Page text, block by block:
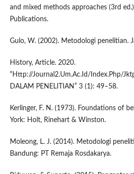
and mixed methods approaches (3rd
Publications.
Gulo, W. (2002). Metodologi penelitian.
History, Article. 2020.
“Http://Journal2.Um.Ac.Id/Index.Php/
DALAM PENELITIAN” 3 (1): 49–58.
Kerlinger, F. N. (1973). Foundations of
York: Holt, Rinehart & Winston.
Moleong, L. J. (2014). Metodologi
Bandung: PT Remaja Rosdakarya.